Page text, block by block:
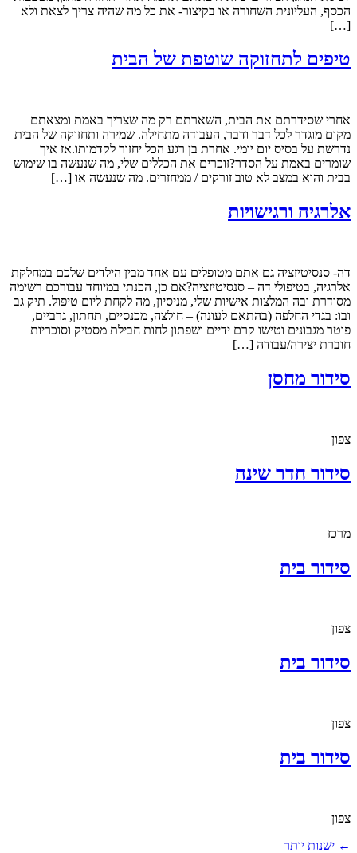
הכסף, העליונית השחורה או בקיצור- את כל מה שהיה צריך לצאת ולא
[…]
טיפים לתחזוקה שוטפת של הבית
אחרי שסידרתם את הבית, השארתם רק מה שצריך באמת ומצאתם
מקום מוגדר לכל דבר ודבר, העבודה מתחילה. שמירה ותחזוקה של הבית
נדרשת על בסיס יום יומי. אחרת בן רגע הכל יחזור לקדמותו.אז איך
שומרים באמת על הסדר?זוכרים את הכללים שלי, מה שנעשה בו שימוש
בבית והוא במצב לא טוב זורקים / ממחזרים. מה שנעשה או […]
אלרגיה ורגישויות
דה- סנסיטיזציה גם אתם מטופלים עם אחד מבין הילדים שלכם במחלקת
אלרגיה, בטיפולי דה – סנסיטיזציה?אם כן, הכנתי במיוחד עבורכם רשימה
מסודרת ובה המלצות אישיות שלי, מניסיון, מה לקחת ליום טיפול. תיק גב
ובו: בגדי החלפה (בהתאם לעונה) – חולצה, מכנסיים, תחתון, גרביים,
פוטר מגבונים וטישו קרם ידיים ושפתון לחות חבילת מסטיק וסוכריות
חוברת יצירה/עבודה […]
סידור מחסן
צפון
סידור חדר שינה
מרכז
סידור בית
צפון
סידור בית
צפון
סידור בית
צפון
← ישנות יותר